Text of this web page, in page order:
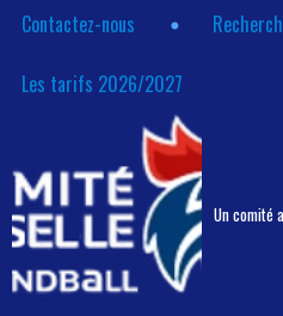
Contactez-nous
Les tarifs 2026/2027
Un comité